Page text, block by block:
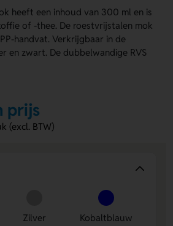
heeft een inhoud van 300 ml en is
of -thee. De roestvrijstalen mok
handvat. Verkrijgbaar in de
en zwart. De dubbelwandige RVS
achterzijde of rondom. Bestel
Dubbelwandige RVS
zijden.
warmteoverdracht naar je hand.
Verkrijgbaar in blauw, wit, zilver en
iedere smaak of branding.
prijs
(excl. BTW)
Zilver Kobaltblauw